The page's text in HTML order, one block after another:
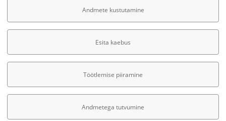
Andmete kustutamine
Esita kaebus
Töötlemise piiramine
Andmetega tutvumine